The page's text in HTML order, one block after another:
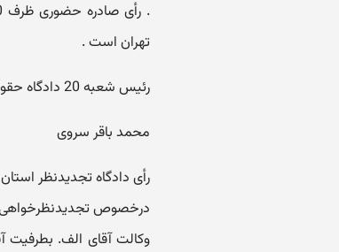
تهران است .
رئیس شعبه 20 دادگاه حقوقی تهران
محمد باقر سروی
رأی دادگاه تجدیدنظر استان